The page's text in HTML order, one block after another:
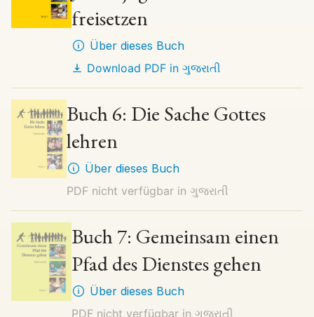
freisetzen
Über dieses Buch
Download PDF inગુજરાતી
Buch 6: Die Sache Gottes
lehren
Über dieses Buch
PDF nicht verfügbar inગુજરાતી
Buch 7: Gemeinsam einen
Pfad des Dienstes gehen
Über dieses Buch
PDF nicht verfügbar inગુજરાતી